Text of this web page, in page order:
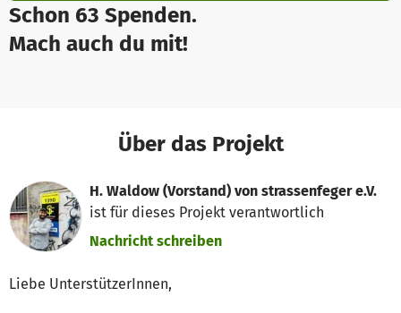
Schon 63 Spenden.
Mach auch du mit!
Über das Projekt
H. Waldow (Vorstand) von strassenfeger e.V.
ist für dieses Projekt verantwortlich
Nachricht schreiben
Liebe UnterstützerInnen,